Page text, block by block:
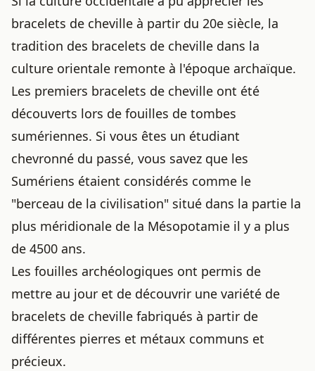
bracelets de cheville à partir du 20e siècle, la
tradition des bracelets de cheville dans la
culture orientale remonte à l'époque archaïque.
Les premiers bracelets de cheville ont été
découverts lors de fouilles de tombes
sumériennes. Si vous êtes un étudiant
chevronné du passé, vous savez que les
Sumériens étaient considérés comme le
"berceau de la civilisation" situé dans la partie la
plus méridionale de la Mésopotamie il y a plus
de 4500 ans.
Les fouilles archéologiques ont permis de
mettre au jour et de découvrir une variété de
bracelets de cheville fabriqués à partir de
différentes pierres et métaux communs et
précieux.